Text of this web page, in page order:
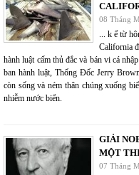
08 Tháng
... k ể từ
California
hành luật cấm thủ đắc và bán vi cá
ban hành luật, Thống Đốc Jerry
còn sống và ném thân chúng xuống
nhiễm nước biển.
GIẢI
MỘT
07 Tháng